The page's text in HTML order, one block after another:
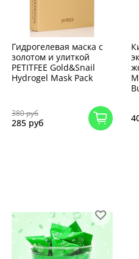
Гидрогелевая маска с
золотом и улиткой
PETITFEE Gold&Snail
Hydrogel Mask Pack
380 руб
285 руб